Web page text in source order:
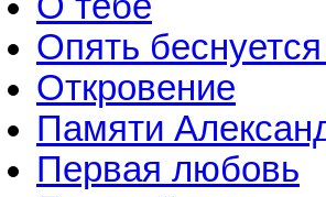
Опять
Откровение
Памяти
Первая любовь